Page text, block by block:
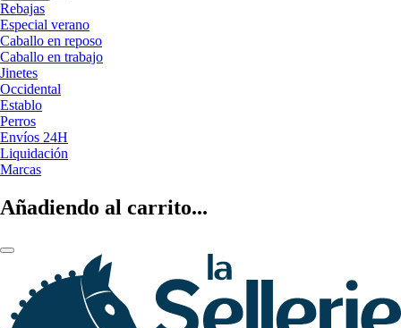
Rebajas
Especial verano
Caballo en reposo
Caballo en trabajo
Jinetes
Occidental
Establo
Perros
Envíos 24H
Liquidación
Marcas
Añadiendo al carrito...